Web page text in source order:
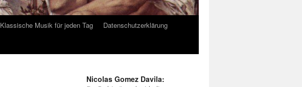
Klassische Musik für jeden Tag
Datenschutzerklärung
Nicolas Gomez Davila: